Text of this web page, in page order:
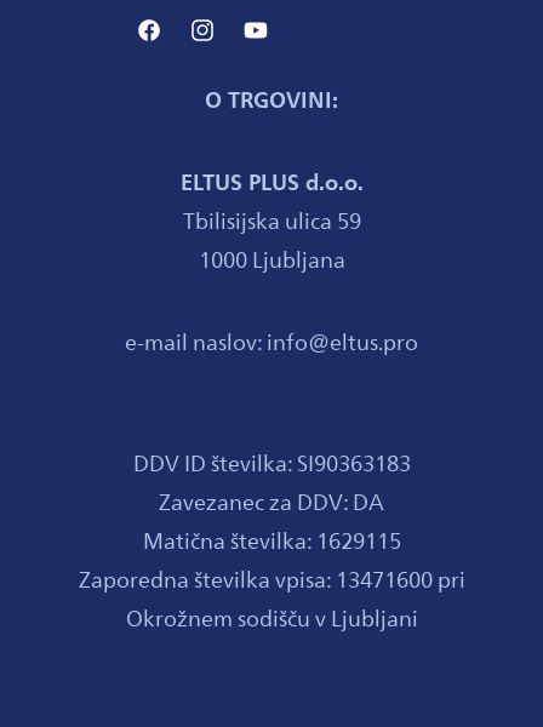
FacebookInstagramYouTube
O TRGOVINI:
ELTUS PLUS d.o.o.
Tbilisijska ulica 59
1000 Ljubljana
e-mail naslov: info@eltus.pro
DDV ID številka: SI90363183
Zavezanec za DDV: DA
Matična številka: 1629115
Zaporedna številka vpisa: 13471600 pri
Okrožnem sodišču v Ljubljani